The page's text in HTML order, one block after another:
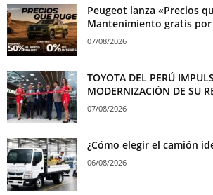
Peugeot lanza «Precios
Mantenimiento gratis por
07/08/2026
TOYOTA DEL PERÚ
MODERNIZACIÓN DE SU
07/08/2026
¿Cómo elegir el camión
06/08/2026